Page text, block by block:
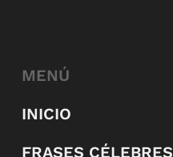
MENÚ
INICIO
FRASES CÉLEBRES